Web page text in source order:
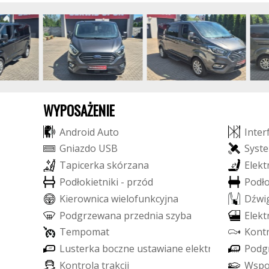
WYPOSAŻENIE
Android Auto Inter
Gniazdo USB Syste
Tapicerka skórzana Elekt
Podłokietniki - przód Podło
Kierownica wielofunkcyjna Dźwi
Podgrzewana przednia szyba Elekt
Tempomat Kont
Lusterka boczne ustawiane elektr nie Podg
Kontrola trakcji Wspo